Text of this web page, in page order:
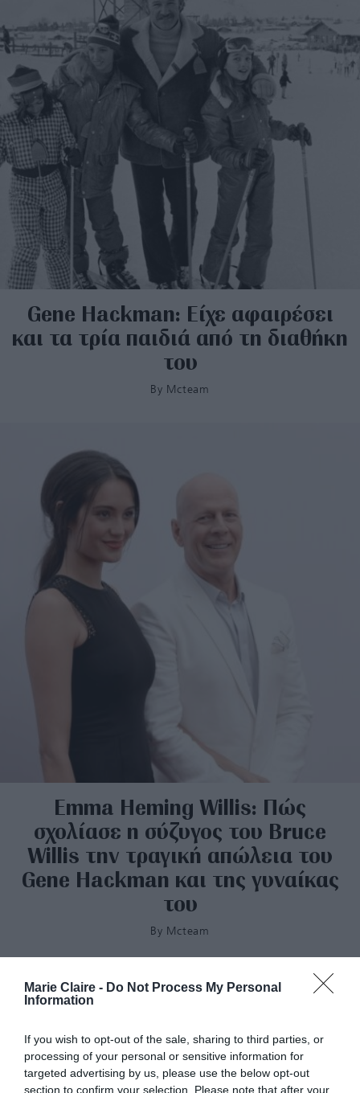
Marie Claire - Do Not Process My Personal
Information
If you wish to opt-out of the sale, sharing to third parties, or
processing of your personal or sensitive information for
targeted advertising by us, please use the below opt-out
section to confirm your selection. Please note that after your
Gene Hackman: Είχε αφαιρέσει
και τα τρία παιδιά από τη διαθήκη
του
By Mcteam
Emma Heming Willis: Πώς
σχολίασε η σύζυγος του Bruce
Willis την τραγική απώλεια του
Gene Hackman και της γυναίκας
του
By Mcteam